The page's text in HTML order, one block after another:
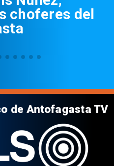
choferes del
de Antofagasta TV